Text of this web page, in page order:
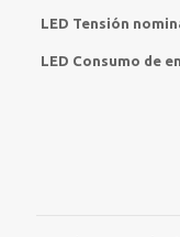
LED Tensión
LED Consumo de